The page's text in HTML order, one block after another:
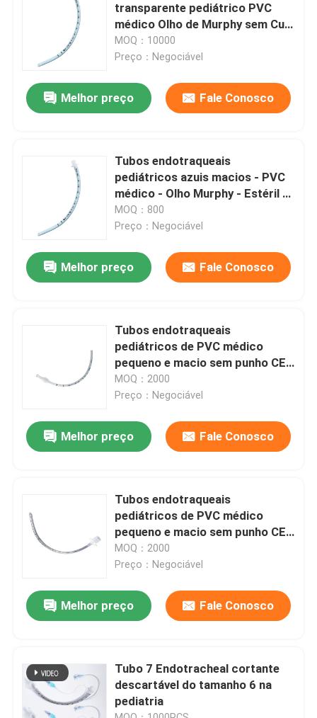
Quem Somos
Controle de Qualidade
Pedir um orçamento
E via aérea do tubo
Via aérea laríngea da máscara
transparente pediátrico PVC
médico Olho de Murphy sem Cuff
borda de ponta macia CE ISO
permite OEM ODM
MOQ：10000
Preço：Negociável
Melhor preço Fale Conosco
Tubos endotraqueais
pediátricos azuis macios - PVC
médico - Olho Murphy - Estéril -
Certificado CE
MOQ：800
Preço：Negociável
Melhor preço Fale Conosco
Tubos endotraqueais
pediátricos de PVC médico
pequeno e macio sem punho CE
ISO Apenas cirurgia pediátrica
MOQ：2000
Preço：Negociável
Melhor preço Fale Conosco
Tubos endotraqueais
pediátricos de PVC médico
pequeno e macio sem punho CE
ISO Apenas cirurgia pediátrica
MOQ：2000
Preço：Negociável
Melhor preço Fale Conosco
Tubo 7 Endotracheal cortante
descartável do tamanho 6 na
pediatria